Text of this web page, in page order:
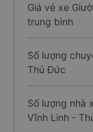
Giá vé xe
trung bình
Số lượng
Thủ Đức
Số lượng nhà
Vĩnh Linh -